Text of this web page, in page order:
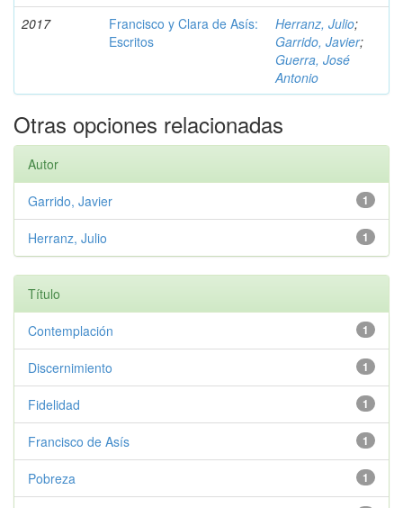
2017
Francisco y Clara de Asís:
Escritos
Herranz, Julio;
Garrido, Javier;
Guerra, José
Antonio
Otras opciones relacionadas
Autor
1
Garrido, Javier
1
Herranz, Julio
Título
1
Contemplación
1
Discernimiento
1
Fidelidad
1
Francisco de Asís
1
Pobreza